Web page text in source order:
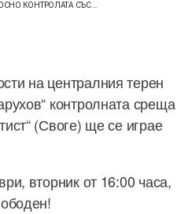
КОНТРОЛАТА СЪС...
на централния терен
контролната среща
(Своге) ще се играе
вторник от 16:00 часа,